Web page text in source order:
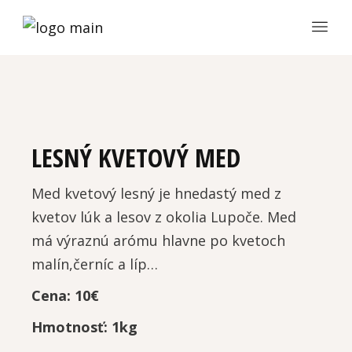
LESNÝ KVETOVÝ MED
Med kvetový lesný je hnedastý med z
kvetov lúk a lesov z okolia Lupoče. Med
má výraznú arómu hlavne po kvetoch
malín,černíc a líp…
Cena: 10€
Hmotnosť: 1kg